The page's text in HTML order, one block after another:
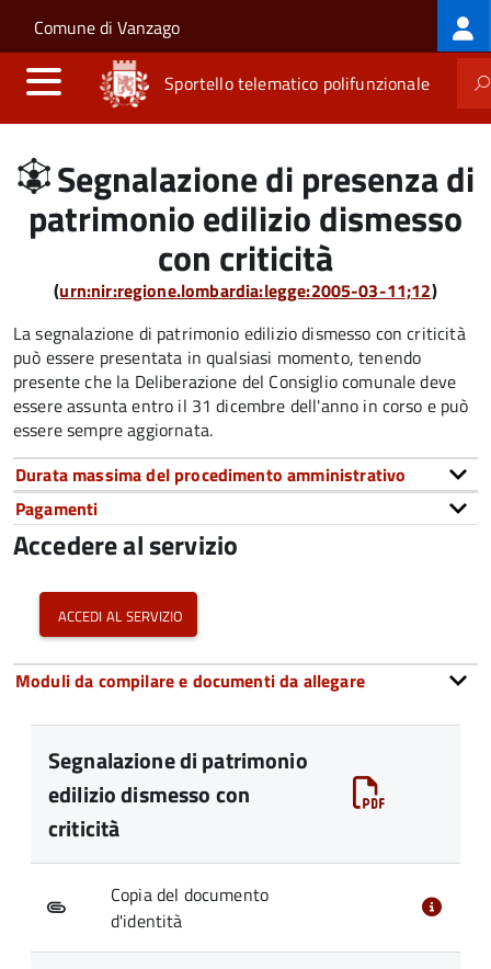
Salta al contenuto principale
Skip to site navigation
Comune di Vanzago
Sportello telematico polifunzionale
Segnalazione di presenza di
patrimonio edilizio dismesso
con criticità
(urn:nir:regione.lombardia:legge:2005-03-11;12)
La segnalazione di patrimonio edilizio dismesso con criticità
può essere presentata in qualsiasi momento, tenendo
presente che la Deliberazione del Consiglio comunale deve
essere assunta entro il 31 dicembre dell'anno in corso e può
essere sempre aggiornata.
Durata massima del procedimento amministrativo
Pagamenti
Accedere al servizio
accedi al servizio
Moduli da compilare e documenti da allegare
Segnalazione di patrimonio
edilizio dismesso con
criticità
Copia del documento
d'identità